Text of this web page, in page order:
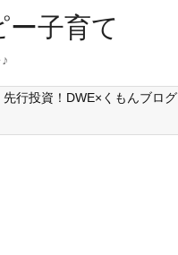
ー子育て
先行投資！DWE×くもんブログ